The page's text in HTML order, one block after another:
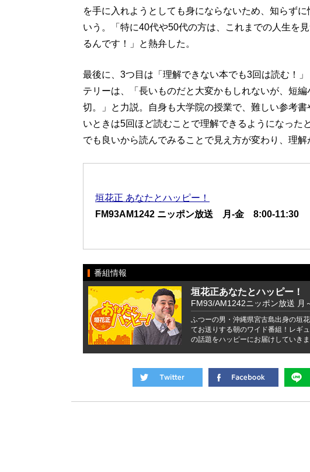
を手に入れようとしても身にならないため、知らず
いう。「特に40代や50代の方は、これまでの人生を
るんです！」と熱弁した。
最後に、3つ目は「理解できない本でも3回は読む！」
テリーは、「長いものだと大変かもしれないが、短
切。」と力説。自身も大学院の授業で、難しい参考
いときは5回ほど読むことで理解できるようになった
でも良いから読んでみることで見え方が変わり、理解
垣花正 あなたとハッピー！
FM93AM1242 ニッポン放送 月-金 8:00-11:30
番組情報
垣花正あなたとハッピー！
FM93/AM1242ニッポン放送 月
ふつーの男・沖縄県宮古島出身の垣
てお送りする朝のワイド番組！レギ
の話題をハッピーにお届けしていきま